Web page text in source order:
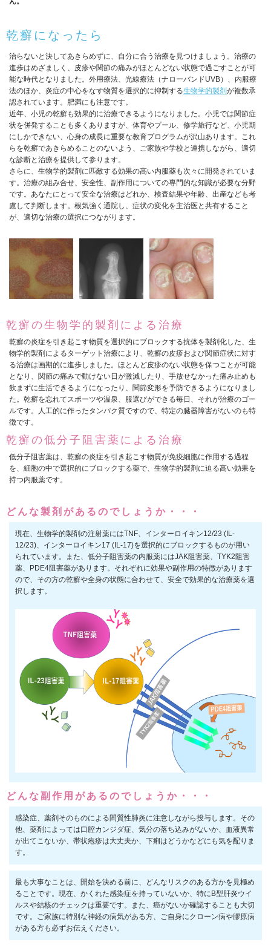
乾癬になったら
治らないと決してあきらめずに、自分に合う治療を見つけましょう。治療の
進歩はめざましく、皮疹や関節の痛みがほとんどない状態で過ごすことが可
能な時代となりました。外用療法、光線療法（ナローバンドUVB）、内服療
法のほか、炎症の中心をなす物質を選択的に抑制する生物学的製剤が複数承
認されています。肥満にも注意です。
近年、小児の乾癬も効果的に治療できるようになりました。小児では関節症
状を併発することも多くありますが、体育やプール、修学旅行など、小児期
にしかできない、心身の成長に重要な教育プログラムが沢山あります。これ
らを乾癬であきらめることのないよう、ご家族や学校と連携しながら、適切
な診断と治療を提供して参ります。
さらに、生物学的製剤に匹敵する効果の高い内服薬も次々に開発されていま
す。治療の組み合せ、安全性、副作用についての専門的な知識が必要な分野
です。あなたにとって安全な治療はどれか、検査結果や年齢、出産なども考
慮して判断します。根気強く通院し、症状の変化を主治医と共有すること
が、適切な治療の選択につながります。
乾癬の生物学的製剤による治療
乾癬の炎症を引き起こす物質を選択的にブロックする抗体を製剤化した、生
物学的製剤によるターゲット治療により、乾癬の皮疹および関節症状に対す
る治療は画期的に進歩しました。ほとんど皮疹のない状態を保つことが可能
となり、関節の痛みで動けない日が激減したり、手放せなかった痛み止めも
飲まずに生活できるようになったり、関節変形を予防できるようになりまし
た。乾癬を忘れてスポーツや温泉、服選びができる毎日、それが治療のゴー
ルです。人工的に作ったタンパク質ですので、特定の臓器障害がないのも特
徴です。
乾癬の低分子阻害薬による治療
低分子阻害薬は、乾癬の炎症を引き起こす物質が免疫細胞に作用する過程
を、細胞の中で選択的にブロックする薬で、生物学的製剤に迫る高い効果を
持つ内服薬です。
どんな製剤があるのでしょうか・・・
現在、生物学的製剤の注射薬にはTNF、インターロイキン12/23 (IL-
12/23)、インターロイキン17 (IL-17)を選択的にブロックするものが用い
られています。また、低分子阻害薬の内服薬にはJAK阻害薬、TYK2阻害
薬、PDE4阻害薬があります。それぞれに効果や副作用の特徴があります
ので、その方の乾癬や全身の状態に合わせて、安全で効果的な治療薬を選
択します。
どんな副作用があるのでしょうか・・・
感染症、薬剤そのものによる間質性肺炎に注意しながら投与します。その
他、薬剤によっては口腔カンジダ症、気分の落ち込みがないか、血液異常
が出てこないか、帯状疱疹は大丈夫か、下痢はどうかなどにも気を配りま
す。
最も大事なことは、開始を決める前に、どんなリスクのある方かを見極め
ることです。現在、かくれた感染症を持っていないか、特にB型肝炎ウイ
ルスや結核のチェックは重要です。また、癌がないか確認することも大切
です。ご家族に特別な神経の病気がある方、ご自身にクローン病や膠原病
がある方も必ずお伝えください。